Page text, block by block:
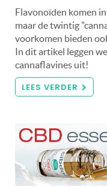
Flavonoïden komen
maar de twintig
voorkomen bieden
In dit artikel leggen
cannaflavines uit!
LEES VERDER